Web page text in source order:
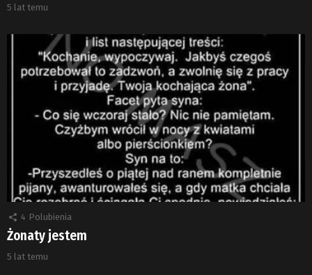
5 lat temu
4 Polubienia
Żonaty jestem
5 lat temu